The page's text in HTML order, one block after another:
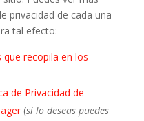
privacidad de cada una
tal efecto:
recopila en los
de Privacidad de
(si lo deseas puedes